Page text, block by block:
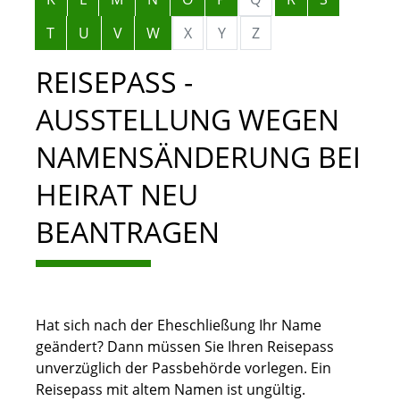
T
U V W X Y Z
REISEPASS -
AUSSTELLUNG WEGEN
NAMENSÄNDERUNG BEI
HEIRAT NEU
BEANTRAGEN
Hat sich nach der Eheschließung Ihr Name
geändert? Dann müssen Sie Ihren Reisepass
unverzüglich der Passbehörde vorlegen. Ein
Reisepass mit altem Namen ist ungültig.